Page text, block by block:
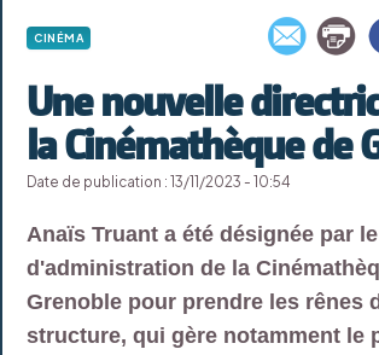
CINÉMA
Une nouvelle
la Cinémathèque de
Date de publication : 13/11/2023 - 10:54
Anaïs Truant a été désignée par
d'administration de la
Grenoble pour prendre les rênes
structure, qui gère notamment le